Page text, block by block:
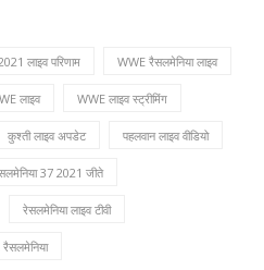
लाइव परिणाम WWE रैसलमेनिया लाइव
लाइव WWE लाइव स्ट्रीमिंग
कुश्ती लाइव अपडेट पहलवान लाइव वीडियो
37 2021 जीते
रेसलमेनिया लाइव टीवी